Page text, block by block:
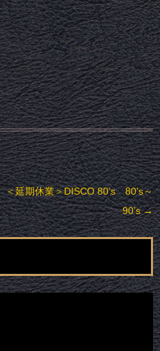
＜延期休業＞DISCO 80’s 80’s～
90’s→